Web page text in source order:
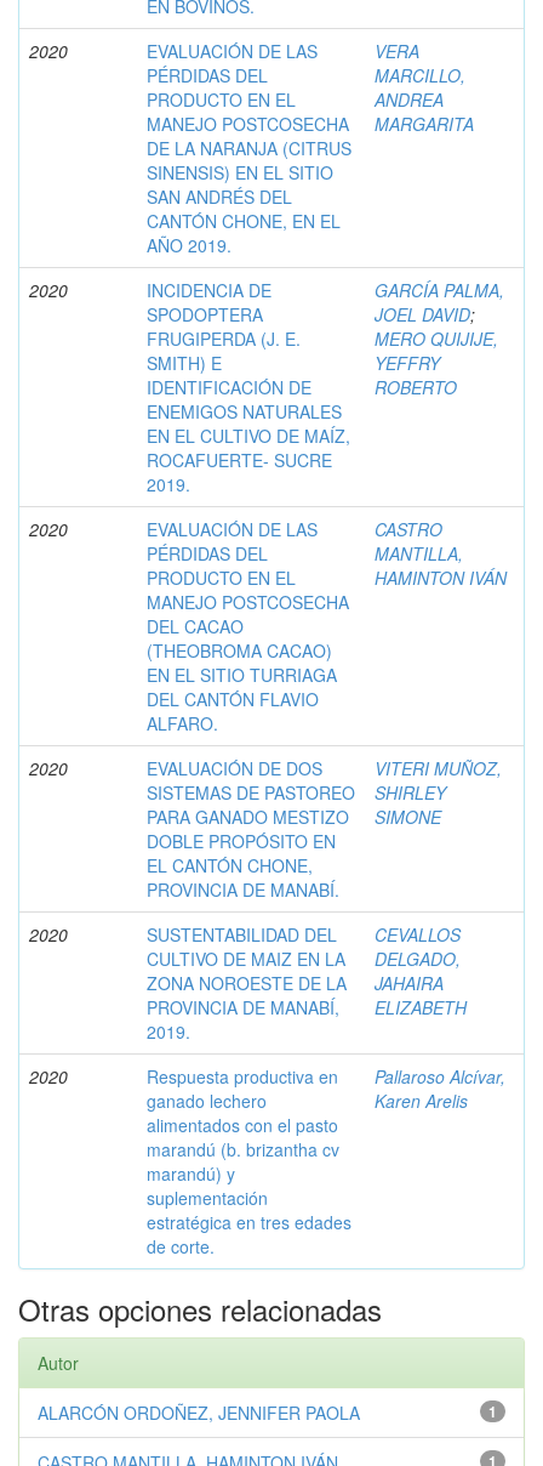
EN BOVINOS.
2020
EVALUACIÓN DE LAS
PÉRDIDAS DEL
PRODUCTO EN EL
MANEJO POSTCOSECHA
DE LA NARANJA (CITRUS
SINENSIS) EN EL SITIO
SAN ANDRÉS DEL
CANTÓN CHONE, EN EL
AÑO 2019.
VERA
MARCILLO,
ANDREA
MARGARITA
2020
INCIDENCIA DE
SPODOPTERA
FRUGIPERDA (J. E.
SMITH) E
IDENTIFICACIÓN DE
ENEMIGOS NATURALES
EN EL CULTIVO DE MAÍZ,
ROCAFUERTE- SUCRE
2019.
GARCÍA PALMA,
JOEL DAVID;
MERO QUIJIJE,
YEFFRY
ROBERTO
2020
EVALUACIÓN DE LAS
PÉRDIDAS DEL
PRODUCTO EN EL
MANEJO POSTCOSECHA
DEL CACAO
(THEOBROMA CACAO)
EN EL SITIO TURRIAGA
DEL CANTÓN FLAVIO
ALFARO.
CASTRO
MANTILLA,
HAMINTON IVÁN
2020
EVALUACIÓN DE DOS
SISTEMAS DE PASTOREO
PARA GANADO MESTIZO
DOBLE PROPÓSITO EN
EL CANTÓN CHONE,
PROVINCIA DE MANABÍ.
VITERI MUÑOZ,
SHIRLEY
SIMONE
2020
SUSTENTABILIDAD DEL
CULTIVO DE MAIZ EN LA
ZONA NOROESTE DE LA
PROVINCIA DE MANABÍ,
2019.
CEVALLOS
DELGADO,
JAHAIRA
ELIZABETH
2020
Respuesta productiva en
ganado lechero
alimentados con el pasto
marandú (b. brizantha cv
marandú) y
suplementación
estratégica en tres edades
de corte.
Pallaroso Alcívar,
Karen Arelis
Otras opciones relacionadas
Autor
1
ALARCÓN ORDOÑEZ, JENNIFER PAOLA
1